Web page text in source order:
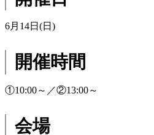
6月14日(日)
開催時間
①10:00～／②13:00～
会場